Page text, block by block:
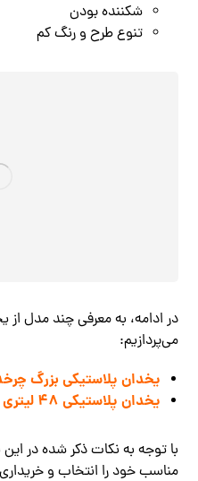
شکننده بودن
تنوع طرح و رنگ کم
در ادامه، به معرفی چند مدل از
می‌پردازیم:
یخدان پلاستیکی بزرگ چرخدار 60
یخدان پلاستیکی 48 لیتری بدون چرخ
با توجه به نکات ذکر شده در
مناسب خود را انتخاب و